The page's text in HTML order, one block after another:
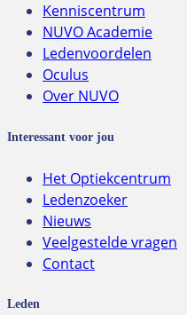
Kenniscentrum
NUVO Academie
Ledenvoordelen
Oculus
Over NUVO
Interessant voor jou
Het Optiekcentrum
Ledenzoeker
Nieuws
Veelgestelde vragen
Contact
Leden